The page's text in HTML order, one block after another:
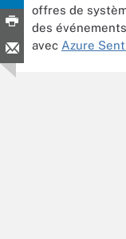
offres de
des
avec Azure